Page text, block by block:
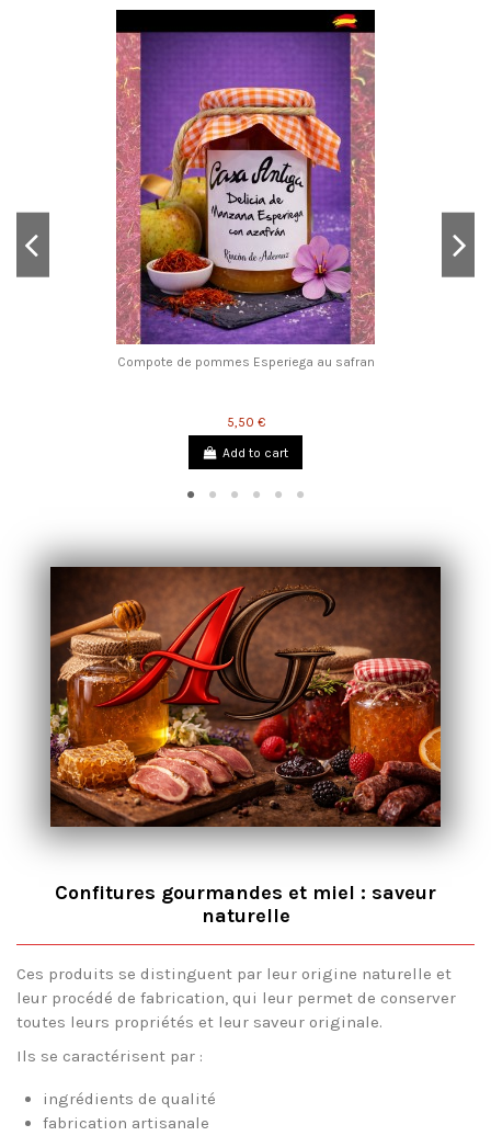
Compote de pommes Esperiega au safran
5,50 €
Add to cart
Confitures gourmandes et miel : saveur
naturelle
Ces produits se distinguent par leur origine naturelle et
leur procédé de fabrication, qui leur permet de conserver
toutes leurs propriétés et leur saveur originale.
Ils se caractérisent par :
ingrédients de qualité
fabrication artisanale